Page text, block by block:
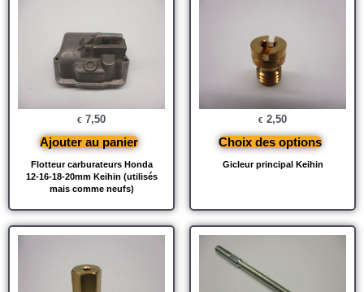
Flotteur carburateurs Honda
12-16-18-20mm Keihin (utilisés
mais comme neufs)
€ 7,50
Ajouter au panier
Gicleur principal Keihin
€ 2,50
Choix des options